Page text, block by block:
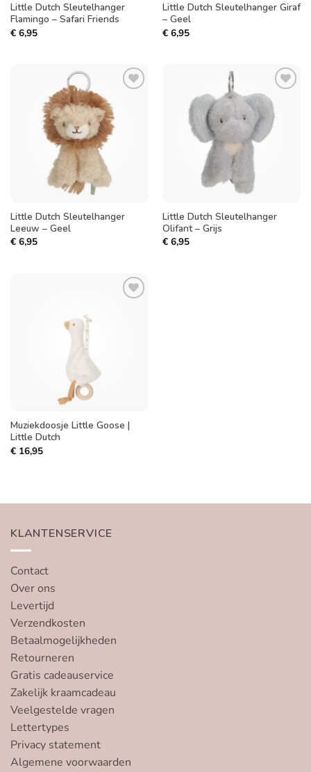
Little Dutch Sleutelhanger
Flamingo – Safari Friends
€6,95
Little Dutch Sleutelhanger Giraf
– Geel
€6,95
Toevoegen
verlanglijst
Little Dutch Sleutelhanger
Leeuw – Geel
€6,95
Toevoegen
aan
verlanglijst
Little Dutch Sleutelhanger
Olifant – Grijs
€6,95
Muziekdoosje Little Goose |
Little Dutch
€16,95
KLANTENSERVICE
Contact
Over ons
Levertijd
Verzendkosten
Betaalmogelijkheden
Retourneren
Gratis cadeauservice
Zakelijk kraamcadeau
Veelgestelde vragen
Lettertypes
Privacy statement
Algemene voorwaarden